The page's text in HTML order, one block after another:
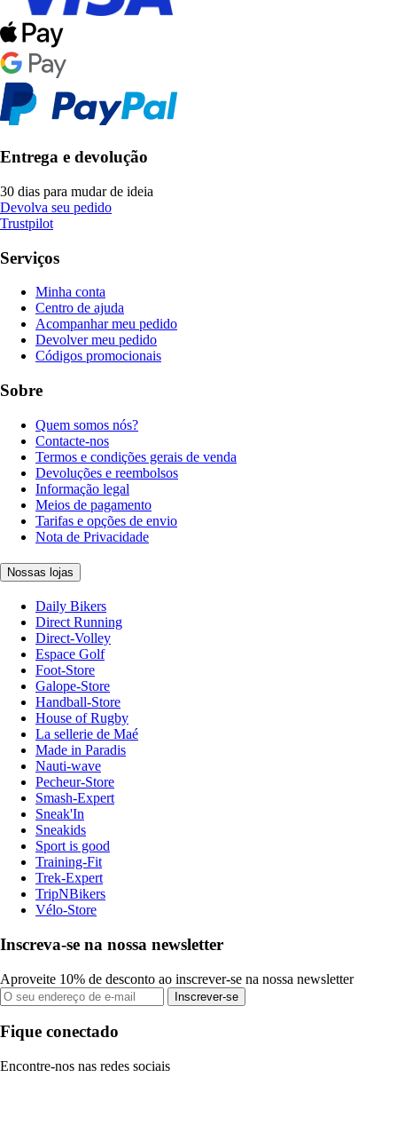
Entrega e devolução
30 dias para mudar de ideia
Devolva seu pedido
Trustpilot
Serviços
Minha conta
Centro de ajuda
Acompanhar meu pedido
Devolver meu pedido
Códigos promocionais
Sobre
Quem somos nós?
Contacte-nos
Termos e condições gerais de venda
Devoluções e reembolsos
Informação legal
Meios de pagamento
Tarifas e opções de envio
Nota de Privacidade
Nossas lojas
Daily Bikers
Direct Running
Direct-Volley
Espace Golf
Foot-Store
Galope-Store
Handball-Store
House of Rugby
La sellerie de Maé
Made in Paradis
Nauti-wave
Pecheur-Store
Smash-Expert
Sneak'In
Sneakids
Sport is good
Training-Fit
Trek-Expert
TripNBikers
Vélo-Store
Inscreva-se na nossa newsletter
Aproveite 10% de desconto ao inscrever-se na nossa newsletter
Inscrever-se
Fique conectado
Encontre-nos nas redes sociais